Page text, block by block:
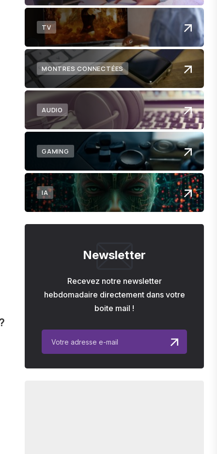
TV
MONTRES CONNECTÉES
AUDIO
GAMING
IA
Newsletter
Recevez notre newsletter
hebdomadaire directement dans votre
boite mail !